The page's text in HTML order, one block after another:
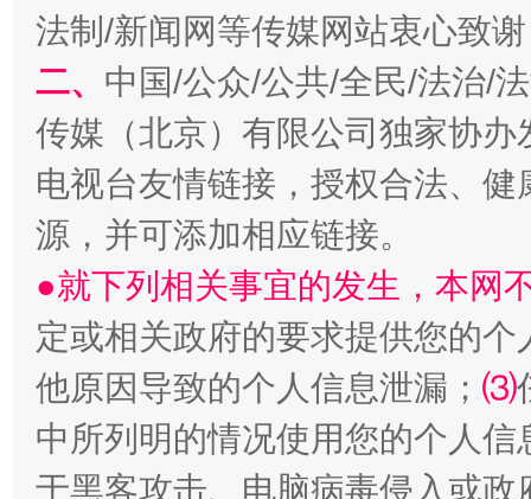
揭开“小金库”的免责幌子
受贿1.44亿！段成刚被判无期 从幼
法制/新闻网等传媒网站衷心致
二、 中国/公众/公共/全民/法治/
传媒（北京）有限公司独家协
电视台友情链接，授权合法、
源，并可添加相应链接。
●就下列相关事宜的发生，本网
定或相关政府的要求提供您的个
他原因导致的个人信息泄漏； ⑶
中所列明的情况使用您的个人
于黑客攻击、电脑病毒侵入或